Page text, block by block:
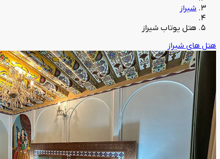
شیراز
هتل یوتاب شیراز
هتل های شیراز